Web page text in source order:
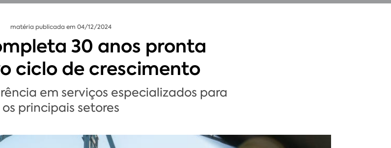
matéria publicada em 04/12/2024
30 anos pronta
ciclo de crescimento
em serviços especializados para
os principais setores